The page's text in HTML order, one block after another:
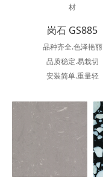
材
岗石 GS885
品种齐全.色泽艳丽
品质稳定.易栽切
安装简单.重量轻